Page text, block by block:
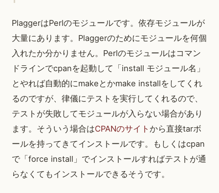
PlaggerはPerlのモジュールです。依存モジュールが
大量にあります。Plaggerのためにモジュールを何個
入れたか分かりません。Perlのモジュールはコマン
ドラインでcpanを起動して「install モジュール名」
とやれば自動的にmakeとかmake installをしてくれ
るのですが、律儀にテストを実行してくれるので、
テストが失敗してモジュールが入らない場合があり
ます。そういう場合はCPANのサイト から直接tarボ
ールを持ってきてインストールです。もしくはcpan
で「force install」でインストールすればテストが通
らなくてもインストールできるそうです。